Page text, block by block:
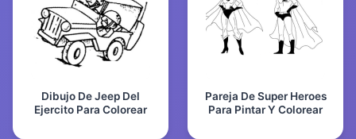
Dibujo De Jeep Del
Ejercito Para Colorear
Pareja De Super Heroes
Para Pintar Y Colorear